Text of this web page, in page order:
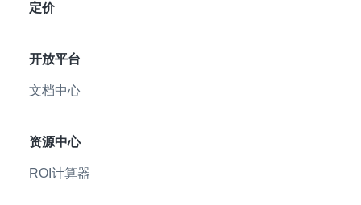
定价
开放平台
文档中心
资源中心
ROI计算器